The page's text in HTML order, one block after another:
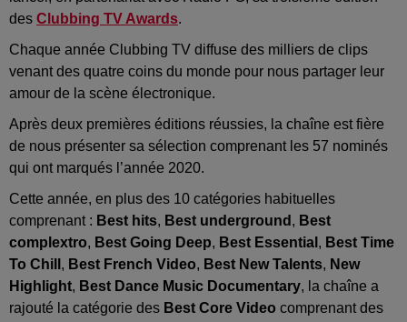
des Clubbing TV Awards.
Chaque année Clubbing TV diffuse des milliers de clips
venant des quatre coins du monde pour nous partager leur
amour de la scène électronique.
Après deux premières éditions réussies, la chaîne est fière
de nous présenter sa sélection comprenant les 57 nominés
qui ont marqués l’année 2020.
Cette année, en plus des 10 catégories habituelles
comprenant : Best hits, Best underground , Best
complextro, Best Going Deep, Best Essential , Best Time
To Chill , Best French Video, Best New Talents, New
Highlight, Best Dance Music Documentary, la chaîne a
rajouté la catégorie des Best Core Video comprenant des